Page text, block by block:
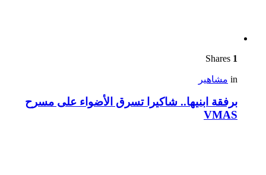
1
in مشاهير
برفقة ابنيها.. شاكيرا تسرق الأضواء على مسرح
VMAS